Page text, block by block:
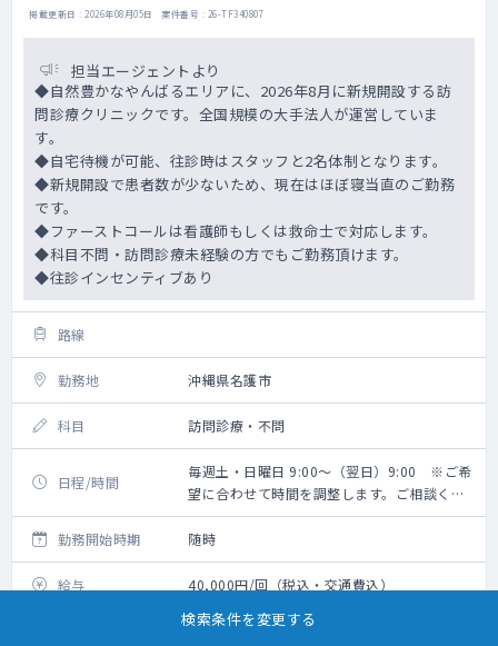
掲載更新日 : 2026年08月05日 案件番号 : 26-TF340807
担当エージェントより
◆自然豊かなやんばるエリアに、2026年8月に新規開設する訪
問診療クリニックです。全国規模の大手法人が運営していま
す。
◆自宅待機が可能、往診時はスタッフと2名体制となります。
◆新規開設で患者数が少ないため、現在はほぼ寝当直のご勤務
です。
◆ファーストコールは看護師もしくは救命士で対応します。
◆科目不問・訪問診療未経験の方でもご勤務頂けます。
◆往診インセンティブあり
路線
勤務地 沖縄県名護市
科目 訪問診療・不問
日程/時間
毎週土・日曜日 9:00～（翌日）9:00 ※ご希
望に合わせて時間を調整します。ご相談くだ
さい。
勤務開始時期
随時
給与 40,000円/回（税込・交通費込）
往診待機（往診、書類作成など関連業務含
検索条件を変更する